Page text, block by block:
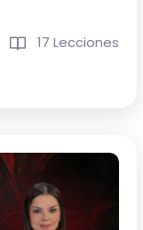
17 Lecciones